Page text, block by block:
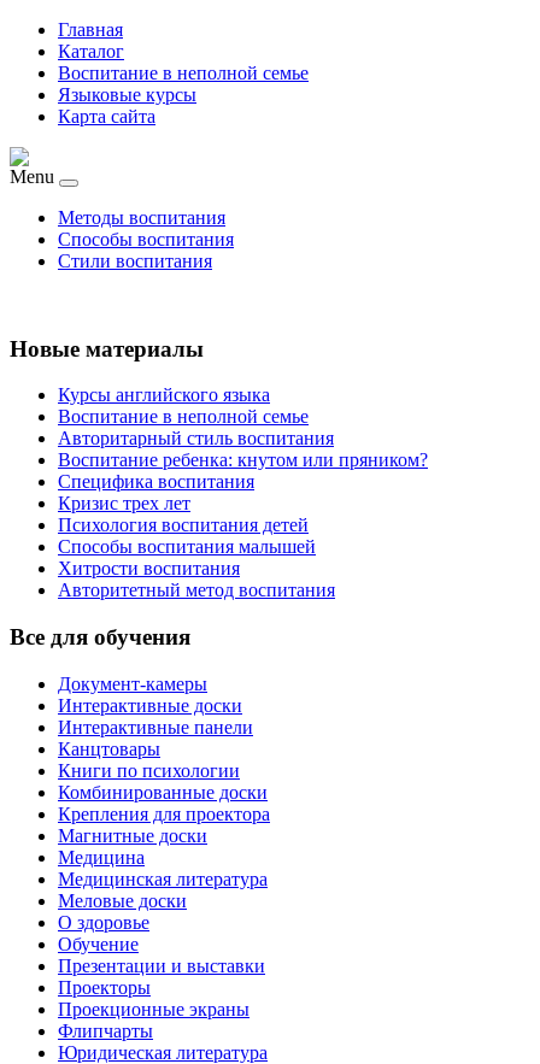
Главная
Каталог
Воспитание в неполной семье
Языковые курсы
Карта сайта
Menu
Методы воспитания
Способы воспитания
Стили воспитания
Новые материалы
Курсы английского языка
Воспитание в неполной семье
Авторитарный стиль воспитания
Воспитание ребенка: кнутом или пряником?
Специфика воспитания
Кризис трех лет
Психология воспитания детей
Способы воспитания малышей
Хитрости воспитания
Авторитетный метод воспитания
Все для обучения
Документ-камеры
Интерактивные доски
Интерактивные панели
Канцтовары
Книги по психологии
Комбинированные доски
Крепления для проектора
Магнитные доски
Медицина
Медицинская литература
Меловые доски
О здоровье
Обучение
Презентации и выставки
Проекторы
Проекционные экраны
Флипчарты
Юридическая литература